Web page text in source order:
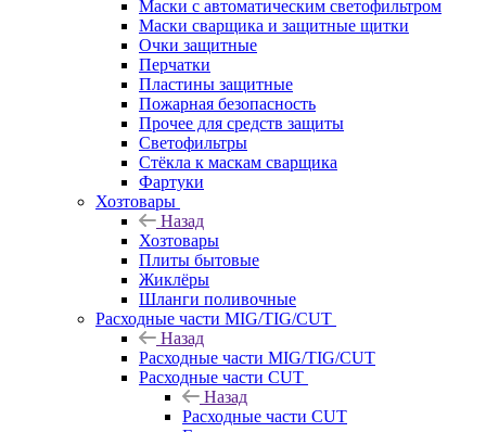
Маски с автоматическим светофильтром
Маски сварщика и защитные щитки
Очки защитные
Перчатки
Пластины защитные
Пожарная безопасность
Прочее для средств защиты
Светофильтры
Стёкла к маскам сварщика
Фартуки
Хозтовары
Назад
Хозтовары
Плиты бытовые
Жиклёры
Шланги поливочные
Расходные части MIG/TIG/CUT
Назад
Расходные части MIG/TIG/CUT
Расходные части CUT
Назад
Расходные части CUT